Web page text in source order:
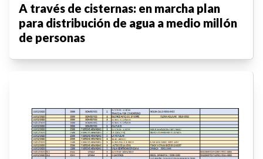
A través de cisternas: en marcha plan
para distribución de agua a medio millón
de personas